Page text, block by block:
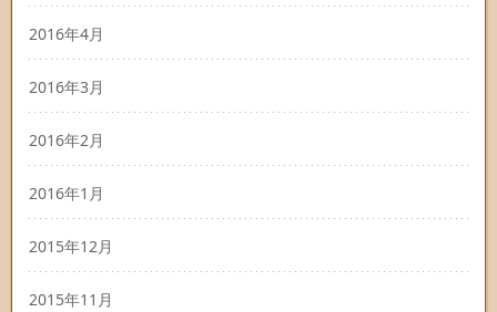
2016年4月
2016年3月
2016年2月
2016年1月
2015年12月
2015年11月